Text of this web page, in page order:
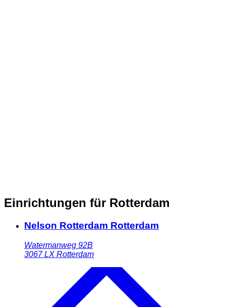
Einrichtungen für Rotterdam
Nelson Rotterdam Rotterdam
Watermanweg 92B
3067 LX Rotterdam